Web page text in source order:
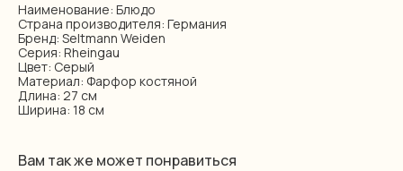
Наименование: Блюдо
Страна производителя: Германия
Бренд: Seltmann Weiden
Серия: Rheingau
Цвет: Серый
Материал: Фарфор костяной
Длина: 27 см
Ширина: 18 см
Вам так же может понравиться